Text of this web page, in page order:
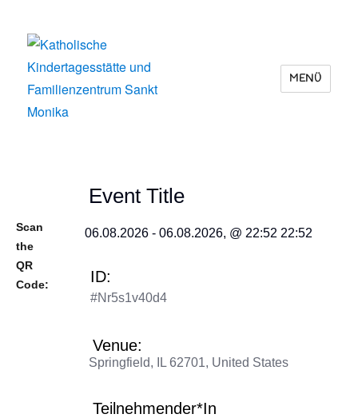
MENÜ
Scan
the
QR
Code:
Event Title
06.08.2026 - 06.08.2026, @ 22:52 22:52
ID:
#nr5s1v40d4
Venue:
Springfield, IL 62701, United States
Teilnehmender*in